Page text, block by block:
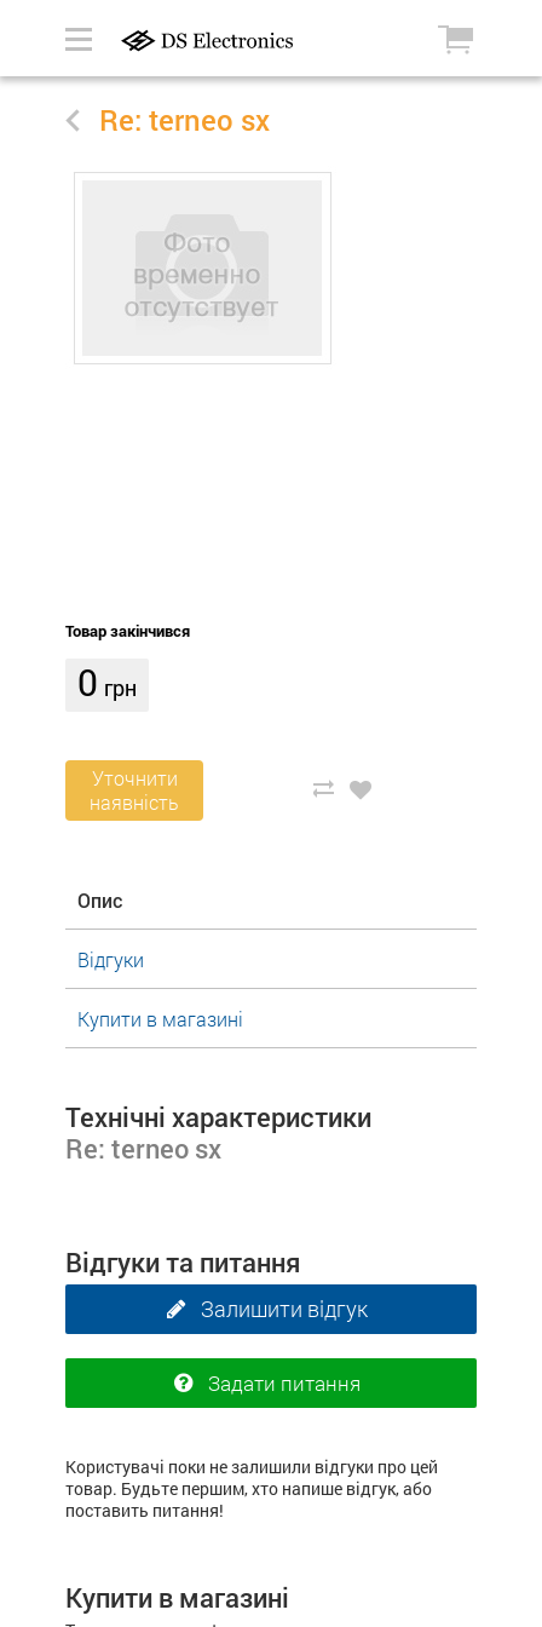
Re: terneo sx
Товар закінчився
0 грн
Уточнити
наявність
Опис
Відгуки
Купити в магазині
Технічні характеристики
Re: terneo sx
Відгуки та питання
Залишити відгук
Задати питання
Користувачі поки не залишили відгуки про цей
товар. Будьте першим, хто напише відгук, або
поставить питання!
Купити в магазині